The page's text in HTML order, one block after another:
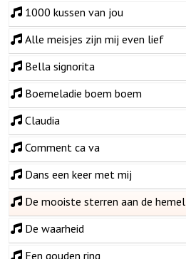
1000 kussen van jou
Alle meisjes zijn mij even lief
Bella signorita
Boemeladie boem boem
Claudia
Comment ca va
Dans een keer met mij
De mooiste sterren aan de hemel
De waarheid
Een gouden ring